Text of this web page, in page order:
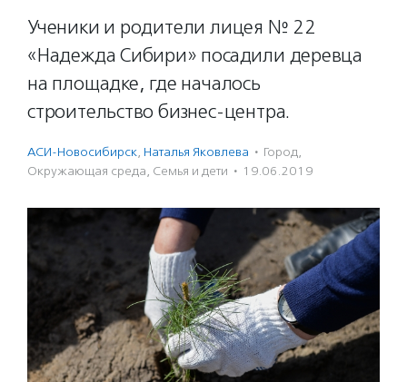
Ученики и родители лицея № 22
«Надежда Сибири» посадили деревца
на площадке, где началось
строительство бизнес-центра.
АСИ-Новосибирск, Наталья Яковлева · Город,
Окружающая среда, Семья и дети · 19.06.2019